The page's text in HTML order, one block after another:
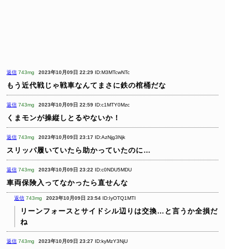
返信 743mg 2023年10月09日 22:29 ID:M3MTcwNTc
もう近代戦じゃ戦車なんてまさに鉄の棺桶だな
返信 743mg 2023年10月09日 22:59 ID:c1MTY0Mzc
くまモンが操縦しとるやないか！
返信 743mg 2023年10月09日 23:17 ID:AzNjg3Njk
スリッパ履いていたら助かっていたのに…
返信 743mg 2023年10月09日 23:22 ID:c0NDU5MDU
車両保険入ってなかったら直せんな
返信 743mg 2023年10月09日 23:54 ID:IyOTQ1MTI
リーンフォースとサイドシル辺りは交換…と言うか全損だ
ね
返信 743mg 2023年10月09日 23:27 ID:kyMzY3NjU